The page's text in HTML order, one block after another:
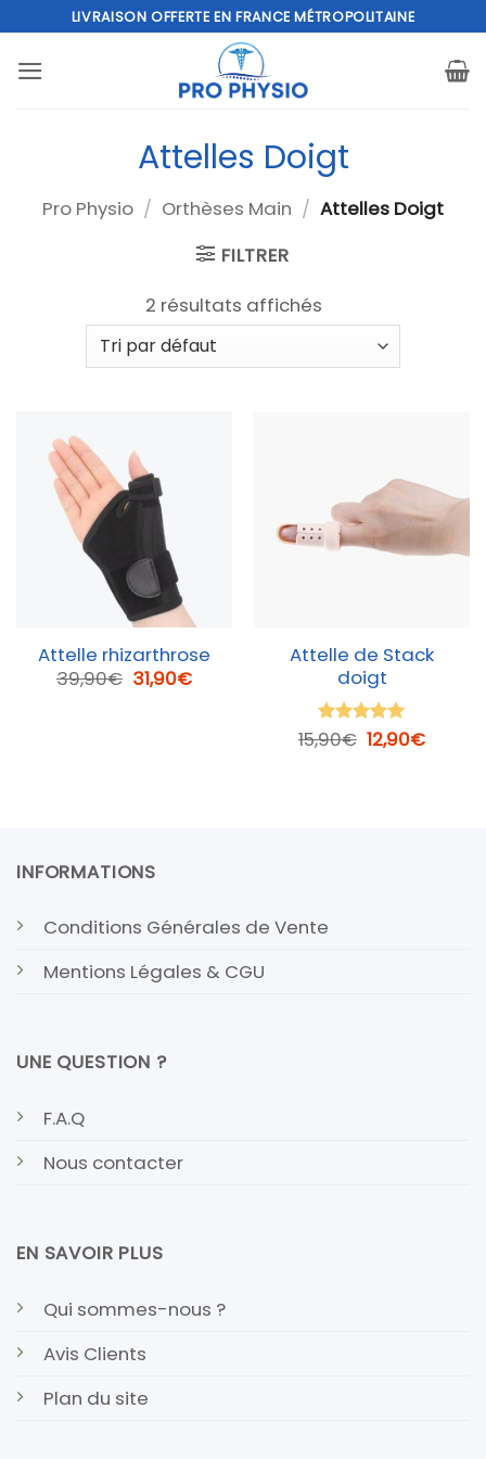
au
contenu
LIVRAISON OFFERTE EN FRANCE MÉTROPOLITAINE
Attelles Doigt
Pro Physio / Orthèses Main / Attelles Doigt
FILTRER
2 résultats affichés
Attelle rhizarthrose
39,90€ Le
prix
31,90€Le
Attelle de Stack
doigt
Note 5sur
15,90€ Le
prix
12,90€Le
INFORMATIONS
Conditions Générales de Vente
Mentions Légales & CGU
UNE QUESTION ?
F.A.Q
Nous contacter
EN SAVOIR PLUS
Qui sommes-nous ?
Avis Clients
Plan du site